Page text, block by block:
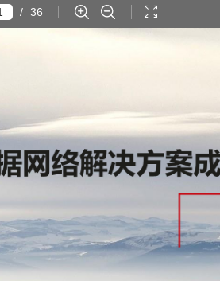
/ 36